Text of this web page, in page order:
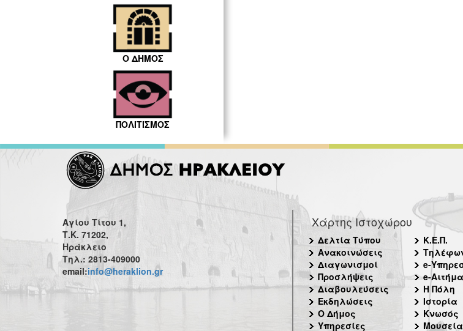
Ο ΔΗΜΟΣ
ΠΟΛΙΤΙΣΜΟΣ
Αγίου Τίτου 1,
Τ.Κ. 71202,
Ηράκλειο
Τηλ.: 2813-409000
email:info@heraklion.gr
Χάρτης Ιστοχώρου
Δελτία Τύπου
Ανακοινώσεις
Διαγωνισμοί
Προσλήψεις
Διαβουλεύσεις
Εκδηλώσεις
Ο Δήμος
Υπηρεσίες
Κ.Ε.Π.
e-
e-
Η Πόλη
Ιστορία
Κνωσός
Μουσεία